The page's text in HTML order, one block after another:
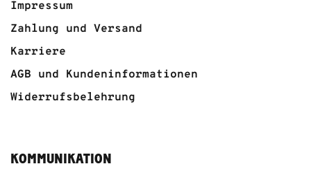
Impressum
Zahlung und Versand
Karriere
AGB und Kundeninformationen
Widerrufsbelehrung
KOMMUNIKATION